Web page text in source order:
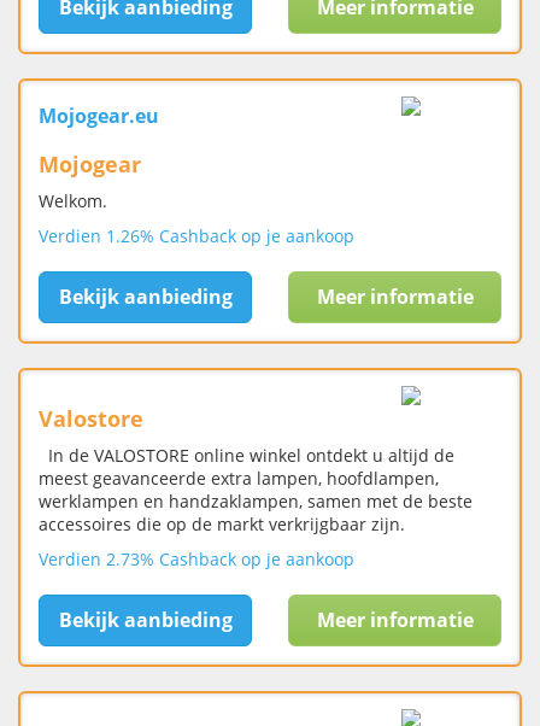
Bekijk aanbieding Meer informatie
Mojogear.eu
Mojogear
Welkom.
Verdien 1.26% Cashback op je aankoop
Bekijk aanbieding Meer informatie
Valostore
In de VALOSTORE online winkel ontdekt u altijd de
meest geavanceerde extra lampen, hoofdlampen,
werklampen en handzaklampen, samen met de beste
accessoires die op de markt verkrijgbaar zijn.
Verdien 2.73% Cashback op je aankoop
Bekijk aanbieding Meer informatie